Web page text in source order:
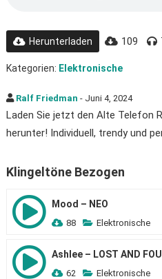
Herunterladen 109
Kategorien: Elektronische
Ralf Friedman - Juni 4, 2024
Laden Sie jetzt den Alte Telefon
herunter! Individuell, trendy und
Klingeltöne Bezogen
Mood – NEO
88 Elektronische
Ashlee – LOST AND
62 Elektronische